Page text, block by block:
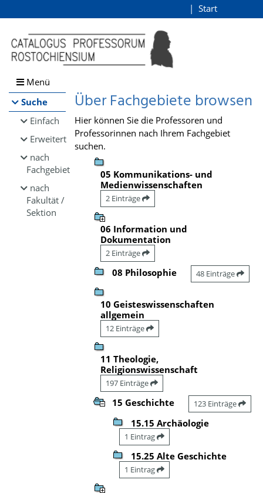
Browsen
direkt zum Inhalt
Start
Menü
Suche
Einfach
Erweitert
nach
Fachgebiet
nach
Fakultät /
Sektion
Über Fachgebiete browsen
Hier können Sie die Professoren und
Professorinnen nach Ihrem Fachgebiet
suchen.
05 Kommunikations- und
Medienwissenschaften
2 Einträge
06 Information und
Dokumentation
2 Einträge
08 Philosophie 48 Einträge
10 Geisteswissenschaften
allgemein
12 Einträge
11 Theologie,
Religionswissenschaft
197 Einträge
15 Geschichte 123 Einträge
15.15 Archäologie
1 Eintrag
15.25 Alte Geschichte
1 Eintrag